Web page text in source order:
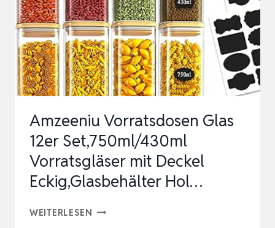
24-
TEILIG
Amzeeniu Vorratsdosen Glas
12er Set,750ml/430ml
Vorratsgläser mit Deckel
Eckig,Glasbehälter Hol…
WEITERLESEN AMZEENIU